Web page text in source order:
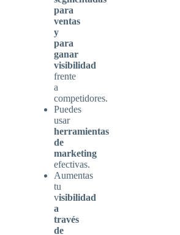
para
ventas
y
para
ganar
visibilidad
frente
a
competidores.
Puedes
usar
herramientas
de
marketing
efectivas.
Aumentas
tu
visibilidad
a
través
de